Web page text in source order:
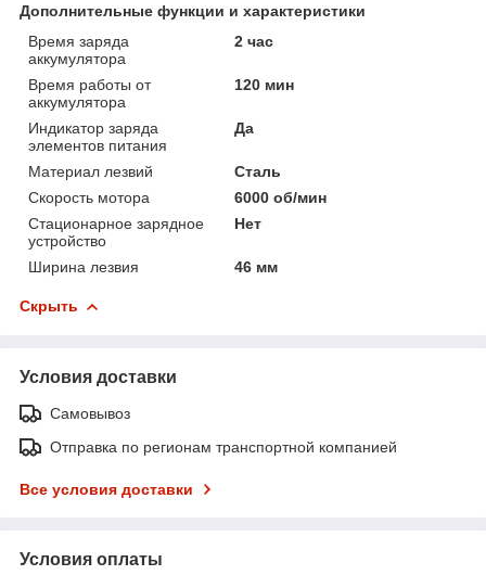
Дополнительные функции и характеристики
Время заряда
аккумулятора
2 час
Время работы от
аккумулятора
120 мин
Индикатор заряда
элементов питания
Да
Материал лезвий
Сталь
Скорость мотора
6000 об/мин
Стационарное зарядное
устройство
Нет
Ширина лезвия 46 мм
Скрыть
Условия доставки
Самовывоз
Отправка по регионам транспортной компанией
Все условия доставки
Условия оплаты